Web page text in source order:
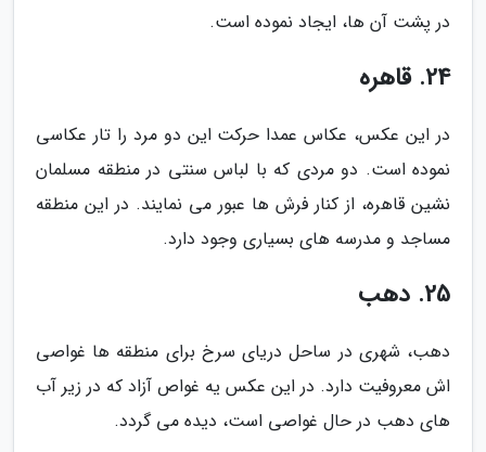
در پشت آن ها، ایجاد نموده است.
24. قاهره
در این عکس، عکاس عمدا حرکت این دو مرد را تار عکاسی
نموده است. دو مردی که با لباس سنتی در منطقه مسلمان
نشین قاهره، از کنار فرش ها عبور می نمایند. در این منطقه
مساجد و مدرسه های بسیاری وجود دارد.
25. دهب
دهب، شهری در ساحل دریای سرخ برای منطقه ها غواصی
اش معروفیت دارد. در این عکس یه غواص آزاد که در زیر آب
های دهب در حال غواصی است، دیده می گردد.